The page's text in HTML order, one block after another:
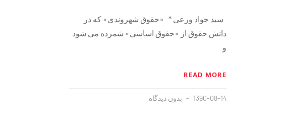
سید جواد ورعی * «حقوق شهروندی» که در
دانش حقوق از «حقوق اساسی» شمرده می شود
و
READ MORE
1390-08-14 بدون دیدگاه